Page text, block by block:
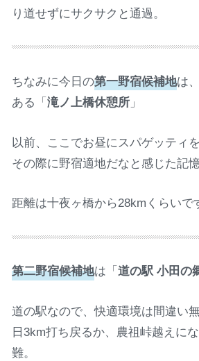
り道せずにサクサクと通過。
ちなみに今日の第一野宿候補地は
ある「滝ノ上橋休憩所 」
以前、ここでお昼にスパゲッティ
その際に野宿適地だなと感じた記憶
距離は十夜ヶ橋から28kmくらいで
第二野宿候補地は「道の駅 小田の
道の駅なので、快適環境は間違い
日3km打ち戻るか、農祖峠越えに
難。